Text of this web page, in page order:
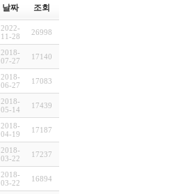
날짜 조회
2022-
11-28
26998
2018-
07-27
17140
2018-
06-27
17083
2018-
05-14
17439
2018-
04-19
17187
2018-
03-22
17237
2018-
03-22
16894